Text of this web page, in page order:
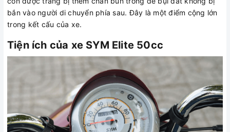
bắn vào người di chuyển phía sau. Đây là một điểm cộng lớn
trong kết cấu của xe.
Tiện ích của xe SYM Elite 50cc